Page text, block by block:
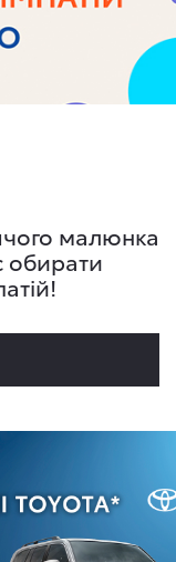
малюнка
обирати